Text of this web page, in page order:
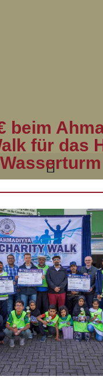
beim
für das
Wasserturm